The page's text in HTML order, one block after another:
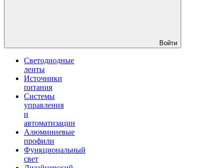
Войти
Светодиодные
ленты
Источники
питания
Системы
управления
и
автоматизации
Алюминиевые
профили
Функциональный
свет